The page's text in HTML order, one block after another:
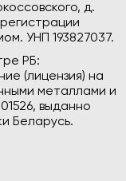
д.
УНП 193827037.
РБ:
(лицензия) на
металлами и
выданно
Беларусь.